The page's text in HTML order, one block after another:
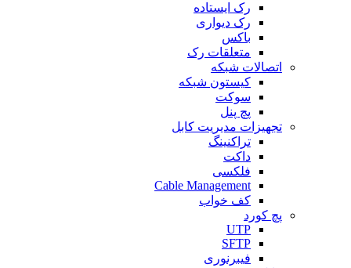
رک ایستاده
رک دیواری
باکس
متعلقات رک
اتصالات شبکه
کیستون شبکه
سوکت
پچ پنل
تجهیزات مدیریت کابل
تراکنینگ
داکت
فلکسی
Cable Management
کف خواب
پچ کورد
UTP
SFTP
فیبرنوری